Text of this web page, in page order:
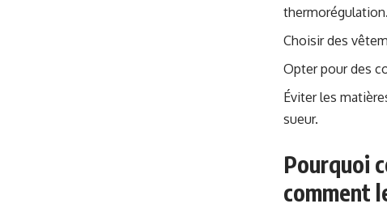
thermorégulation.
Choisir des
Opter pour des
Éviter les
sueur.
Pourquoi
comment